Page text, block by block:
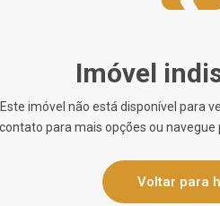
Imóvel
Este imóvel não está disponível para
para mais opções ou
Voltar para